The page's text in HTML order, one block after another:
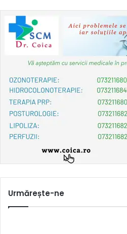
Urmărește-ne